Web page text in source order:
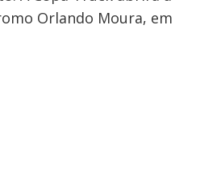
Orlando Moura, em